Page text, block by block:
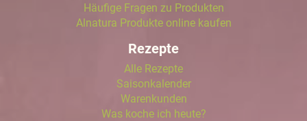
Häufige Fragen zu Produkten
Alnatura Produkte online kaufen
Rezepte
Alle Rezepte
Saisonkalender
Warenkunden
Was koche ich heute?